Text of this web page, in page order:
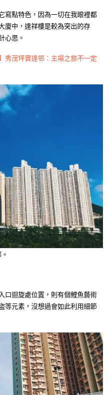
寫點特色，因為一切在我眼裡都
廈中，達祥樓是較為突出的存
心思。
秀茂坪寶達邨：主場之旅不一定
口迴旋處位置，則有個鯉魚藝術
等元素，沒想過會如此利用細節